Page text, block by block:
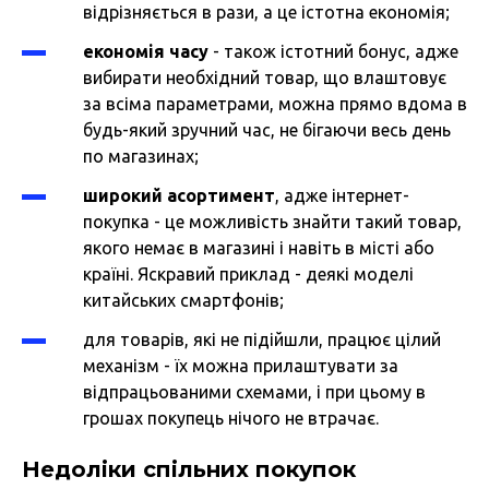
відрізняється в рази, а це істотна економія;
економія часу - також істотний бонус, адже
вибирати необхідний товар, що влаштовує
за всіма параметрами, можна прямо вдома в
будь-який зручний час, не бігаючи весь день
по магазинах;
широкий асортимент, адже інтернет-
покупка - це можливість знайти такий товар,
якого немає в магазині і навіть в місті або
країні. Яскравий приклад - деякі моделі
китайських смартфонів;
для товарів, які не підійшли, працює цілий
механізм - їх можна прилаштувати за
відпрацьованими схемами, і при цьому в
грошах покупець нічого не втрачає.
Недоліки спільних покупок